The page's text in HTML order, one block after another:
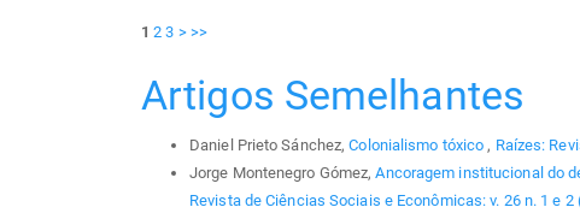
1 2 3 > >>
Artigos Semelhantes
Daniel Prieto Sánchez,Colonialismo tóxico, Raízes:
Jorge Montenegro Gómez,Ancoragem institucional do
Revista de Ciências Sociais e Econômicas: v. 26 n. 1 e 2